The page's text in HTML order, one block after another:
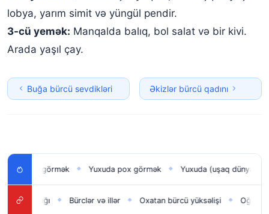
lobya, yarım simit və yüngül pendir.
3-cü yemək: Manqalda balıq, bol salat və bir kivi.
Arada yaşıl çay.
Buğa bürcü sevdikləri Əkizlər bürcü qadını
uşağı görmək ◆ Yuxuda pox görmək ◆ Yuxuda (uşaq dünyaya
◆ Bürclər və illər ◆ Oxatan bürcü yüksəlişi ◆ Oğlaq